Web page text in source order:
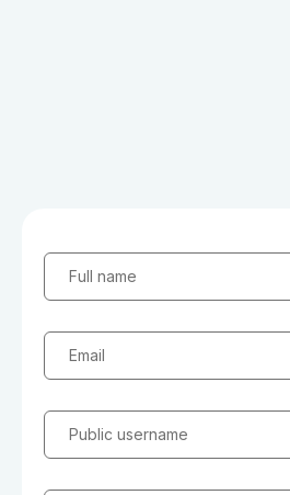
Full name
Email
Public username